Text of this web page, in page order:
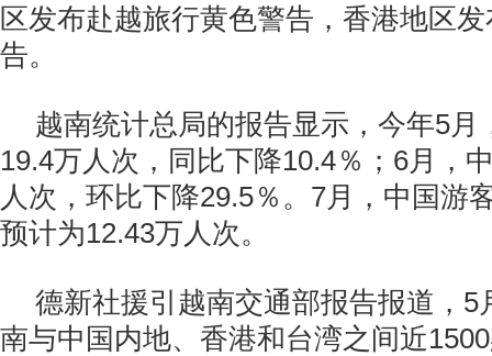
区发布赴越旅行黄色警告，香港地区
告。
越南统计总局的报告显示，今年5月
19.4万人次，同比下降10.4％；6月，
人次，环比下降29.5％。7月，中国游
预计为12.43万人次。
德新社援引越南交通部报告报道，5
南与中国内地、香港和台湾之间近